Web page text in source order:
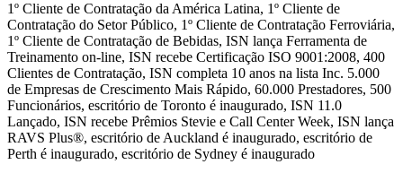
1º Cliente de Contratação da América Latina, 1º Cliente de
Contratação do Setor Público, 1º Cliente de Contratação Ferroviária,
1º Cliente de Contratação de Bebidas, ISN lança Ferramenta de
Treinamento on-line, ISN recebe Certificação ISO 9001:2008, 400
Clientes de Contratação, ISN completa 10 anos na lista Inc. 5.000
de Empresas de Crescimento Mais Rápido, 60.000 Prestadores, 500
Funcionários, escritório de Toronto é inaugurado, ISN 11.0
Lançado, ISN recebe Prêmios Stevie e Call Center Week, ISN lança
RAVS Plus®, escritório de Auckland é inaugurado, escritório de
Perth é inaugurado, escritório de Sydney é inaugurado